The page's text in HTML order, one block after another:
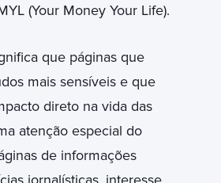
(Your Money Your Life).
que páginas que
mais sensíveis e que
direto na vida das
atenção especial do
de informações
jornalísticas, interesse